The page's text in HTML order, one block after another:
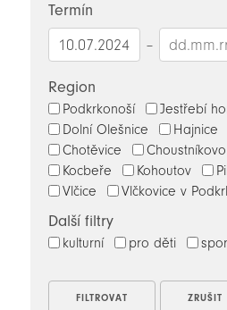
Termín
–
Region
Podkrkonoší Jestřebí
Dolní Olešnice
Hajnice
Chotěvice
Kocbeře
Kohoutov
Vlčice
Vlčkovice v
Další filtry
kulturní pro děti